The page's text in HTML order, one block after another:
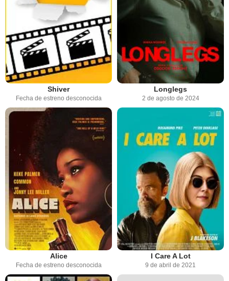
Shiver
Fecha de estreno desconocida
Longlegs
2 de agosto de 2024
Alice
Fecha de estreno desconocida
I Care A Lot
9 de abril de 2021